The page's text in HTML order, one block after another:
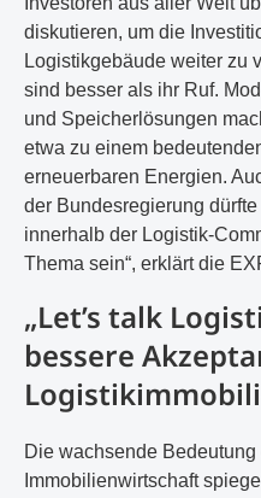
diskutieren, um die
Logistikgebäude weiter zu
sind besser als ihr Ruf.
und Speicherlösungen
etwa zu einem
erneuerbaren Energien.
der Bundesregierung
innerhalb der Logistik-
Thema sein“, erklärt die
„Let’s talk
bessere
Die wachsende
Immobilienwirtschaft